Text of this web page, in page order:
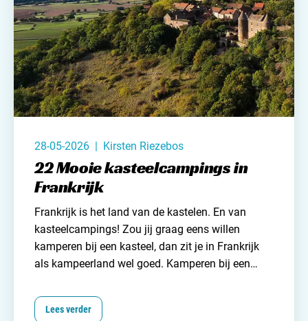
28-05-2026 | Kirsten Riezebos
22 Mooie kasteelcampings in
Frankrijk
Frankrijk is het land van de kastelen. En van
kasteelcampings! Zou jij graag eens willen
kamperen bij een kasteel, dan zit je in Frankrijk
als kampeerland wel goed. Kamperen bij een
luxere camping. En natuurlijk een magisch decor.
Lees verder